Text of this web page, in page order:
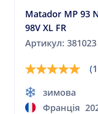
Matador MP 93
98V XL FR
Артикул: 381023
зимова
Франція